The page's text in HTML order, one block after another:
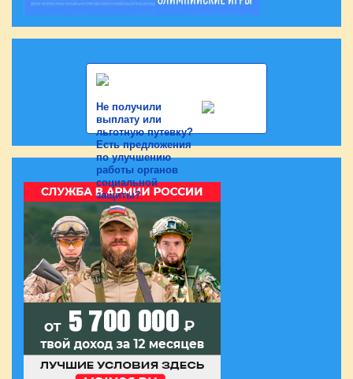
Не получили
выплату или
льготную путевку?
Есть предложения
по улучшению
работы органов
социальной
защиты?